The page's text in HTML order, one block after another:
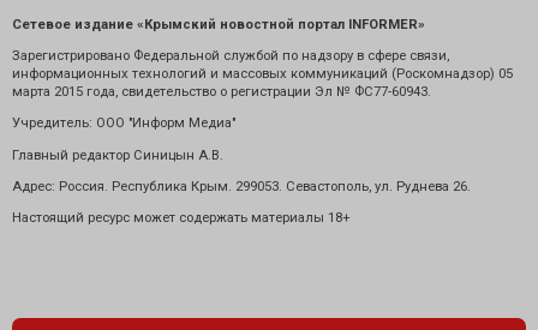
Сетевое издание «Крымский новостной портал INFORMER»
Зарегистрировано Федеральной службой по надзору в сфере связи,
информационных технологий и массовых коммуникаций (Роскомнадзор) 05
марта 2015 года, свидетельство о регистрации Эл № ФС77-60943.
Учредитель: ООО "Информ Медиа"
Главный редактор Синицын А.В.
Адрес: Россия. Республика Крым. 299053. Севастополь, ул. Руднева 26.
Настоящий ресурс может содержать материалы 18+